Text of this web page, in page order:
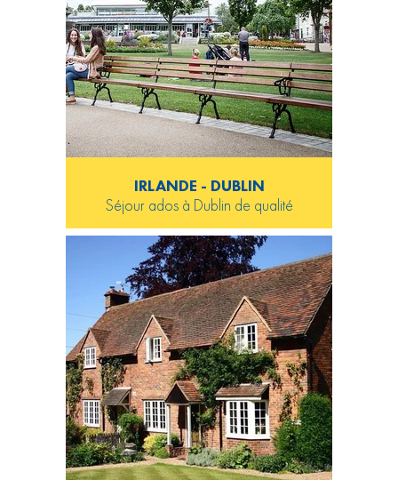
IRLANDE - DUBLIN
Séjour ados à Dublin de qualité